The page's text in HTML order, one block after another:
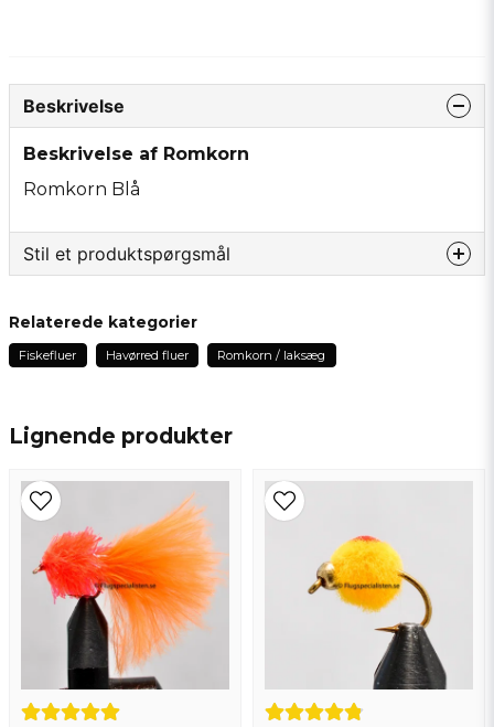
Lignende produkter
Beskrivelse
Beskrivelse af Romkorn
Romkorn Blå
Stil et produktspørgsmål
Spørg os om noget om dette produkt...
Navn
email
Email adresse
Ja, du kan offentliggøre mit spørgsmål
Relaterede kategorier
Fiskefluer Havørred fluer Romkorn / laksæg